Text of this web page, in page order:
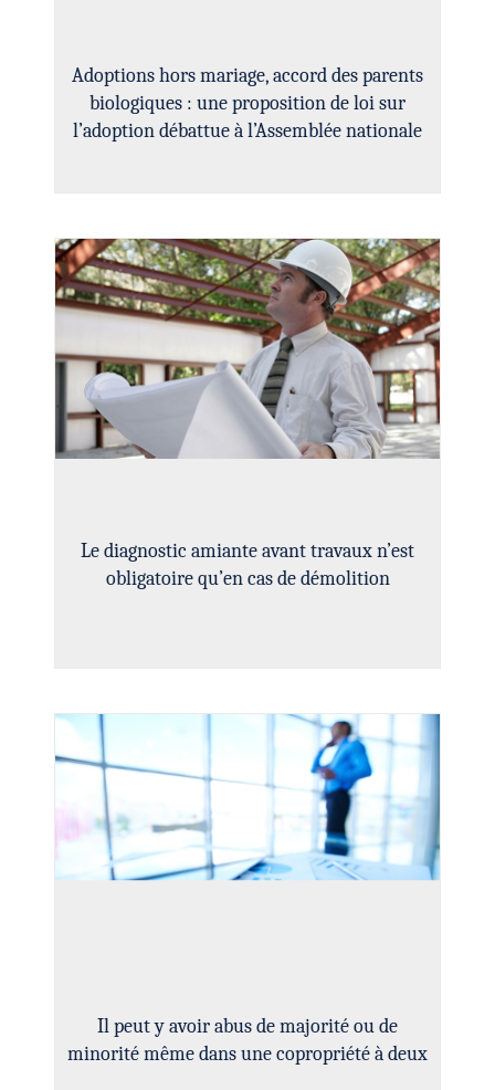
Adoptions hors mariage, accord des parents
biologiques : une proposition de loi sur
l’adoption débattue à l’Assemblée nationale
Le diagnostic amiante avant travaux n’est
obligatoire qu’en cas de démolition
Il peut y avoir abus de majorité ou de
minorité même dans une copropriété à deux